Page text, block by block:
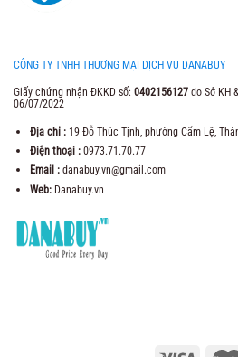
CÔNG TY TNHH THƯƠNG MẠI DỊCH VỤ DANABUY
Giấy chứng nhận ĐKKD số: 0402156127 do Sở KH
06/07/2022
Địa chỉ :19 Đỗ Thúc Tịnh, phường Cẩm Lệ,
Điện thoại :0973.71.70.77
Email : danabuy.vn@gmail.com
Web: Danabuy.vn